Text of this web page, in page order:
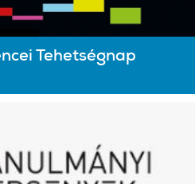
Tehetségnap